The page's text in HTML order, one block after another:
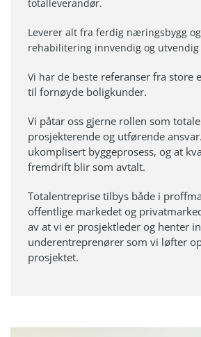
totalleverandør.
Leverer alt fra ferdig næringsbygg
rehabilitering innvendig og utvendig
Vi har de beste referanser fra store
til fornøyde boligkunder.
Vi påtar oss gjerne rollen som
prosjekterende og utførende
ukomplisert byggeprosess, og at
fremdrift blir som avtalt.
Totalentreprise tilbys både i
offentlige markedet og
av at vi er prosjektleder og henter
underentreprenører som vi løfter
prosjektet.